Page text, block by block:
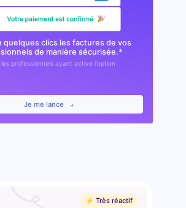
quelques clics les factures de vos
de manière sécurisée.*
les professionnels ayant activé l'option
Je me lance
⚡️ Très réactif